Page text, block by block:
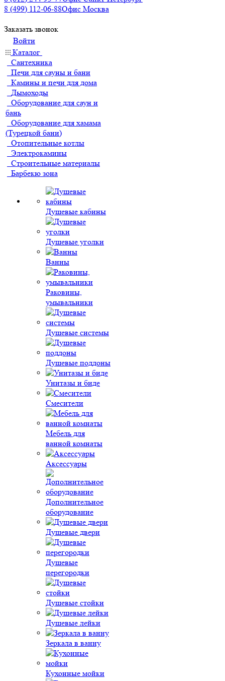
8 (499) 112-06-88Офис Москва
Заказать звонок
Войти
Каталог
Сантехника
Печи для сауны и бани
Камины и печи для дома
Дымоходы
Оборудование для саун и
бань
Оборудование для хамама
(Турецкой бани)
Отопительные котлы
Электрокамины
Строительные материалы
Барбекю зона
Душевые кабины
Душевые уголки
Ванны
Раковины,
умывальники
Душевые системы
Душевые поддоны
Унитазы и биде
Смесители
Мебель для
ванной комнаты
Аксессуары
Дополнительное
оборудование
Душевые двери
Душевые
перегородки
Душевые стойки
Душевые лейки
Зеркала в ванну
Кухонные мойки